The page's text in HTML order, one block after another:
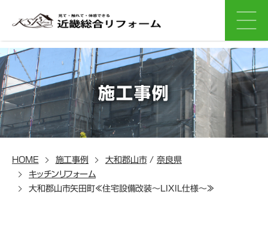
施工事例
HOME 施工事例 大和郡山市/奈良県
キッチンリフォーム
大和郡山市矢田町≪住宅設備改装～LIXIL仕様～≫